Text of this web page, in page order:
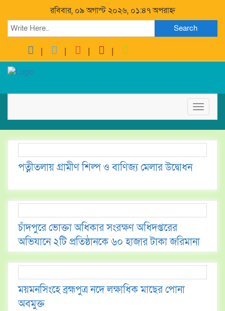
রবিবার, ০৯ অগাস্ট ২০২৬, ০১:৪৭ অপরাহ্ন
Search
Toggle
পত্নীতলায় গ্রামীণ শিল্প ও বাণিজ্য মেলার উদ্বোধন
চাঁদপুরে ভোক্তা অধিকার সংরক্ষণ অধিদপ্তরের
অভিযানে ২টি প্রতিষ্ঠানকে ৬০ হাজার টাকা জরিমানা
ময়মনসিংহে ব্রহ্মপুত্র নদে লক্ষাধিক মাছের পোনা
অবমুক্ত